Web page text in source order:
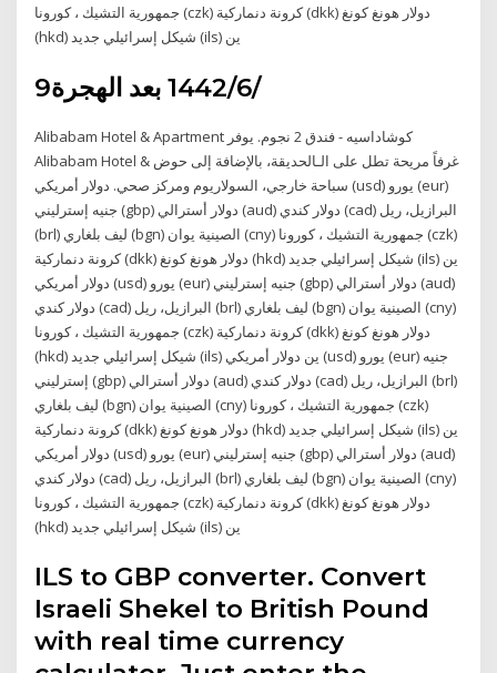
جمهورية التشيك ، كورونا (czk) كرونة دنماركية (dkk) دولار هونغ كونغ
(hkd) شيكل إسرائيلي جديد (ils) ين
9‏‏/6‏‏/1442 بعد الهجرة
Alibabam Hotel & Apartment كوشاداسيه - فندق 2 نجوم. يوفر
Alibabam Hotel & غرفاً مريحة تطل على الـالحديقة، بالإضافة إلى حوض
سباحة خارجي، السولاريوم ومركز صحي. دولار أمريكي (usd) يورو (eur)
جنيه إسترليني (gbp) دولار أسترالي (aud) دولار كندي (cad) البرازيل، ريل
(brl) ليف بلغاري (bgn) الصينية يوان (cny) جمهورية التشيك ، كورونا (czk)
كرونة دنماركية (dkk) دولار هونغ كونغ (hkd) شيكل إسرائيلي جديد (ils) ين
دولار أمريكي (usd) يورو (eur) جنيه إسترليني (gbp) دولار أسترالي (aud)
دولار كندي (cad) البرازيل، ريل (brl) ليف بلغاري (bgn) الصينية يوان (cny)
جمهورية التشيك ، كورونا (czk) كرونة دنماركية (dkk) دولار هونغ كونغ
(hkd) شيكل إسرائيلي جديد (ils) ين دولار أمريكي (usd) يورو (eur) جنيه
إسترليني (gbp) دولار أسترالي (aud) دولار كندي (cad) البرازيل، ريل (brl)
ليف بلغاري (bgn) الصينية يوان (cny) جمهورية التشيك ، كورونا (czk)
كرونة دنماركية (dkk) دولار هونغ كونغ (hkd) شيكل إسرائيلي جديد (ils) ين
دولار أمريكي (usd) يورو (eur) جنيه إسترليني (gbp) دولار أسترالي (aud)
دولار كندي (cad) البرازيل، ريل (brl) ليف بلغاري (bgn) الصينية يوان (cny)
جمهورية التشيك ، كورونا (czk) كرونة دنماركية (dkk) دولار هونغ كونغ
(hkd) شيكل إسرائيلي جديد (ils) ين
ILS to GBP converter. Convert
Israeli Shekel to British Pound
with real time currency